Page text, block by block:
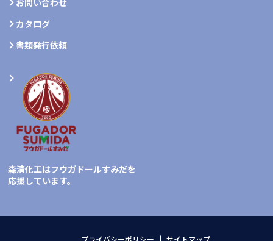
カタログ
書類発行依頼
森清化工はフウガドールすみだを
応援しています。
プライバシーポリシー サイトマップ